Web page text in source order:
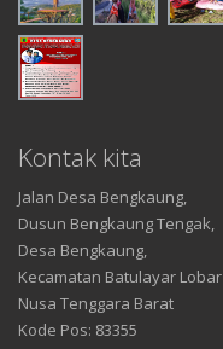
Kontak kita
Jalan Desa Bengkaung,
Dusun Bengkaung Tengak,
Desa Bengkaung,
Kecamatan Batulayar Lobar
Nusa Tenggara Barat
Kode Pos: 83355